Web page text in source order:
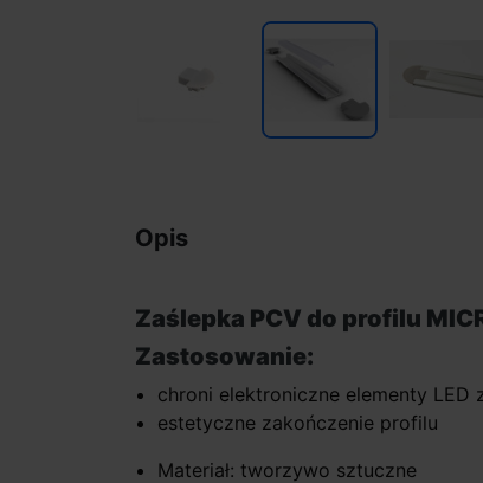
Opis
Zaślepka PCV do profilu
Zastosowanie:
chroni elektroniczne elementy LED
estetyczne zakończenie profilu
Materiał: tworzywo sztuczne